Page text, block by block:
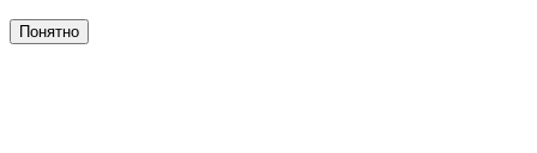
Понятно